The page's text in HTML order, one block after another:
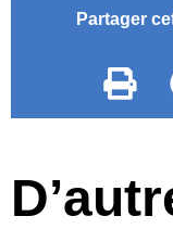
Partager